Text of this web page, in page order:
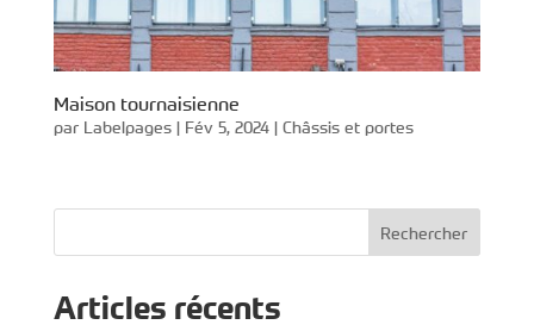
Maison tournaisienne
par Labelpages| Fév 5, 2024| Châssis et portes
Rechercher
Articles récents